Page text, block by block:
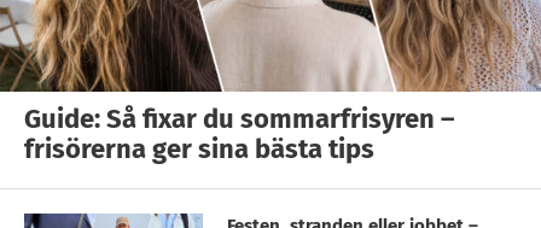
Guide: Så fixar du sommarfrisyren –
frisörerna ger sina bästa tips